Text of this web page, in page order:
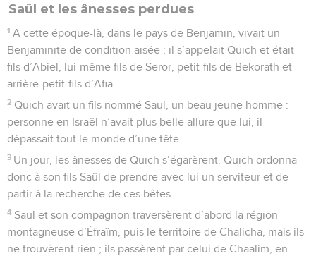
Saül et les ânesses perdues
1 A cette époque-là, dans le pays de Benjamin, vivait un
Benjaminite de condition aisée ; il s’appelait Quich et était
fils d’Abiel, lui-même fils de Seror, petit-fils de Bekorath et
arrière-petit-fils d’Afia.
2 Quich avait un fils nommé Saül, un beau jeune homme :
personne en Israël n’avait plus belle allure que lui, il
dépassait tout le monde d’une tête.
3 Un jour, les ânesses de Quich s’égarèrent. Quich ordonna
donc à son fils Saül de prendre avec lui un serviteur et de
partir à la recherche de ces bêtes.
4 Saül et son compagnon traversèrent d’abord la région
montagneuse d’Éfraïm, puis le territoire de Chalicha, mais ils
ne trouvèrent rien ; ils passèrent par celui de Chaalim, en